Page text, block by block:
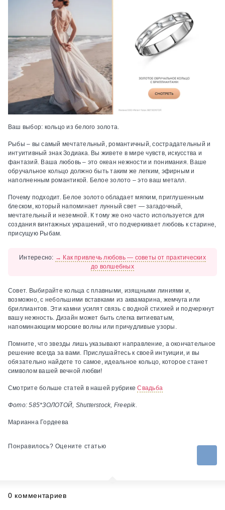
Ваш выбор: кольцо из белого золота.
Рыбы – вы самый мечтательный, романтичный, сострадательный и
интуитивный знак Зодиака. Вы живете в мире чувств, искусства и
фантазий. Ваша любовь – это океан нежности и понимания. Ваше
обручальное кольцо должно быть таким же легким, эфирным и
наполненным романтикой. Белое золото – это ваш металл.
Почему подходит.Белое золото обладает мягким, приглушенным
блеском, который напоминает лунный свет — загадочный,
мечтательный и неземной. К тому же оно часто используется для
создания винтажных украшений, что подчеркивает любовь к старине,
присущую Рыбам.
Интересно: → Как привлечь любовь — советы от практических
до волшебных
Совет. Выбирайте кольца с плавными, изящными линиями и,
возможно, с небольшими вставками из аквамарина, жемчуга или
бриллиантов. Эти камни усилят связь с водной стихией и подчеркнут
вашу нежность. Дизайн может быть слегка витиеватым,
напоминающим морские волны или причудливые узоры.
Помните, что звезды лишь указывают направление, а окончательное
решение всегда за вами. Прислушайтесь к своей интуиции, и вы
обязательно найдете то самое, идеальное кольцо, которое станет
символом вашей вечной любви!
Смотрите больше статей в нашей рубрикеСвадьба
Фото: 585*ЗОЛОТОЙ, Shutterstock, Freepik.
Марианна Гордеева
Понравилось? Оцените статью
0 комментариев